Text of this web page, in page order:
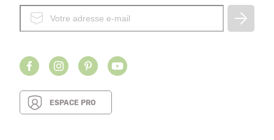
ESPACE PRO